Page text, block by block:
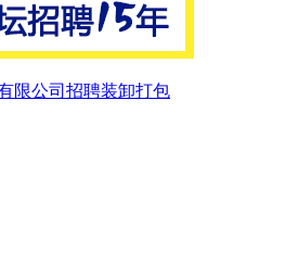
限公司招聘装卸打包